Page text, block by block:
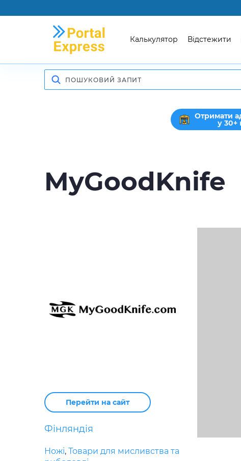
Калькулятор Відстежити
Отримати
у 30+
MyGoodKnife
Перейти на сайт
Фінляндія
Ножі, Товари для мисливства та